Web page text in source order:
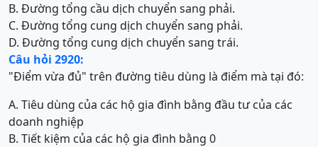
B. Đường tổng cầu dịch chuyển sang phải.
C. Đường tổng cung dịch chuyển sang phải.
D. Đường tổng cung dịch chuyển sang trái.
Câu hỏi 2920:
"Điểm vừa đủ" trên đường tiêu dùng là điểm mà tại đó:
A. Tiêu dùng của các hộ gia đình bằng đầu tư của các
doanh nghiệp
B. Tiết kiệm của các hộ gia đình bằng 0